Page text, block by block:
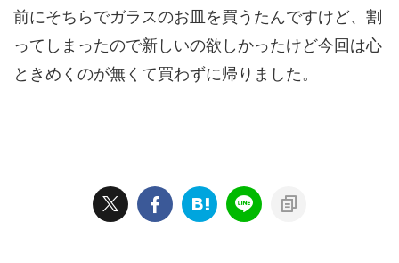
前にそちらでガラスのお皿を買うたんですけど、割
ってしまったので新しいの欲しかったけど今回は心
ときめくのが無くて買わずに帰りました。